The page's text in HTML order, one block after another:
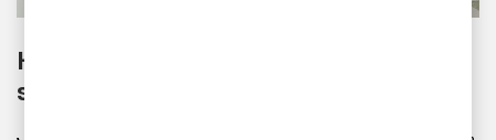
Hur använder vi AI för att skapa verklig
samhällsnytta?